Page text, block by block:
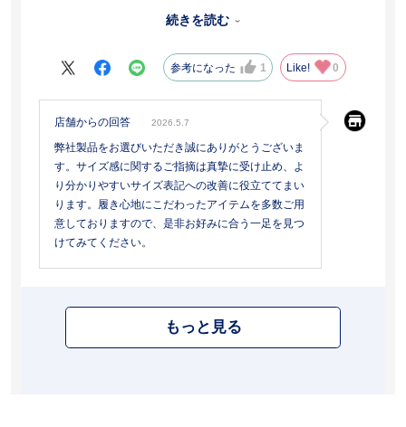
セール品は返品交換不可とのことなのでこのまま保管します。
続きを読む
参考になった 1 Like! 0
店舗からの回答 2026.5.7
弊社製品をお選びいただき誠にありがとうございま
す。サイズ感に関するご指摘は真摯に受け止め、よ
り分かりやすいサイズ表記への改善に役立ててまい
ります。履き心地にこだわったアイテムを多数ご用
意しておりますので、是非お好みに合う一足を見つ
けてみてください。
もっと見る